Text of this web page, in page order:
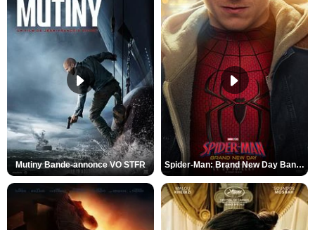
Mutiny Bande-annonce VO STFR Spider-Man: Brand New Day Bande-annonce VO STFR